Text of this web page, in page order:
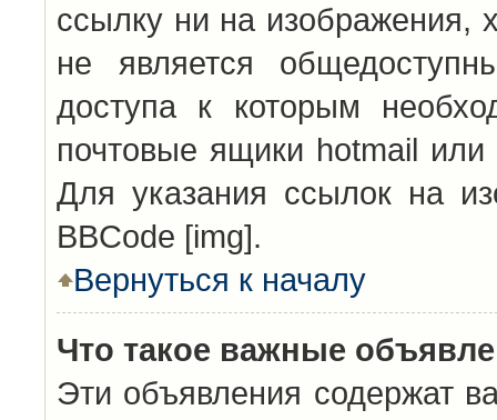
ссылку ни на
не является
доступа к которым
почтовые ящики hotmail
Для указания ссылок на
BBCode [img].
Вернуться к началу
Что такое важные
Эти объявления содержат